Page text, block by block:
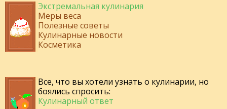
Экстремальная кулинария
Меры веса
Полезные советы
Кулинарные новости
Косметика
Все, что вы хотели узнать о кулинарии, но
боялись спросить:
Кулинарный ответ